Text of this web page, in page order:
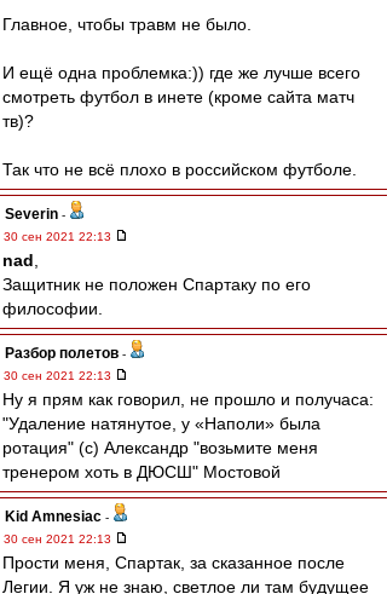
Главное, чтобы травм не было.
И ещё одна проблемка:)) где же лучше всего
смотреть футбол в инете (кроме сайта матч
тв)?
Так что не всё плохо в российском футболе.
Severin -
30 сен 2021 22:13
nad
Защитник не положен Спартаку по его
философии.
Разбор полетов -
30 сен 2021 22:13
Ну я прям как говорил, не прошло и получаса:
"Удаление натянутое, у «Наполи» была
ротация" (с) Александр "возьмите меня
тренером хоть в ДЮСШ" Мостовой
Kid Amnesiac -
30 сен 2021 22:13
Прости меня, Спартак, за сказанное после
Легии. Я уж не знаю, светлое ли там будущее